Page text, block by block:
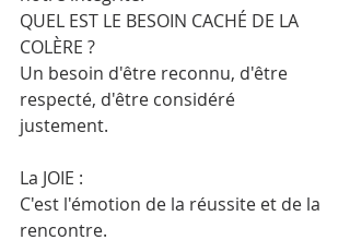
QUEL EST LE BESOIN CACHÉ DE LA
COLÈRE ?
Un besoin d'être reconnu, d'être
respecté, d'être considéré
justement.
La JOIE :
C'est l'émotion de la réussite et de la
rencontre.